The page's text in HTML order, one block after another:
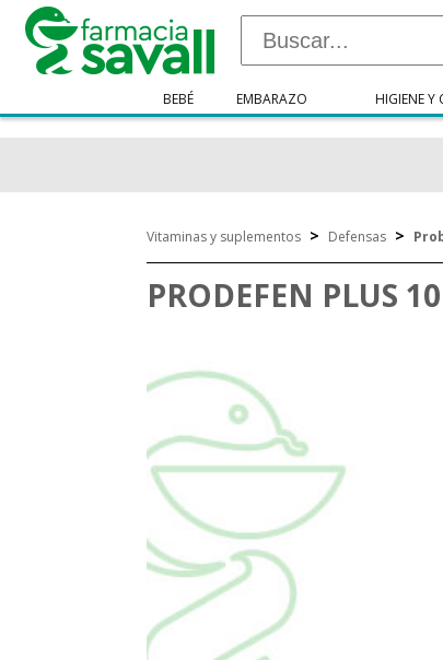
BEBÉ EMBARAZO HIGIENE Y
Vitaminas y suplementos > Defensas >
PRODEFEN PLUS